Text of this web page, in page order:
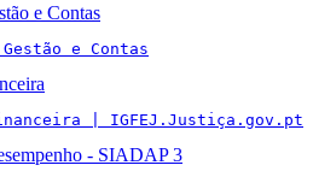
e Contas
e Contas
| IGFEJ.Justiça.gov.pt
- SIADAP 3